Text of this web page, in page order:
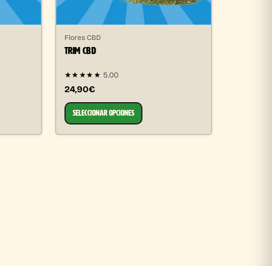
Flores CBD
TRIM CBD
★★★★★ 5.00
24,90€
SELECCIONAR OPCIONES